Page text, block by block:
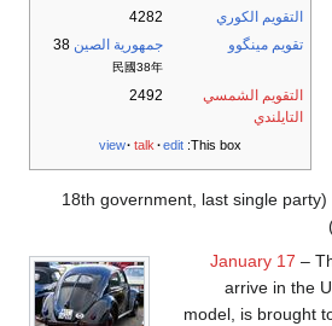
التقويم الكوري
4282
تقويم مينگوو
جمهورية الصين
民國38年
التقويم الشمسي
التايلندي
2492
This box:
view talk edit
. (18th government, last single party
January 17 –
arrive in the
model, is brought